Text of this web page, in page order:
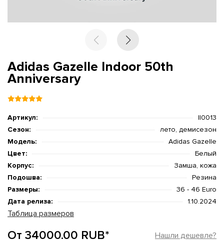
Adidas Gazelle Indoor 50th
Anniversary
Артикул:
II0013
Сезон:
лето, демисезон
Модель:
Adidas Gazelle
Цвет:
Белый
Корпус:
Замша, кожа
Подошва:
Резина
Размеры:
36 - 46 Euro
Дата релиза:
1.10.2024
Таблица размеров
От 34000.00 RUB* Нашли дешевле?